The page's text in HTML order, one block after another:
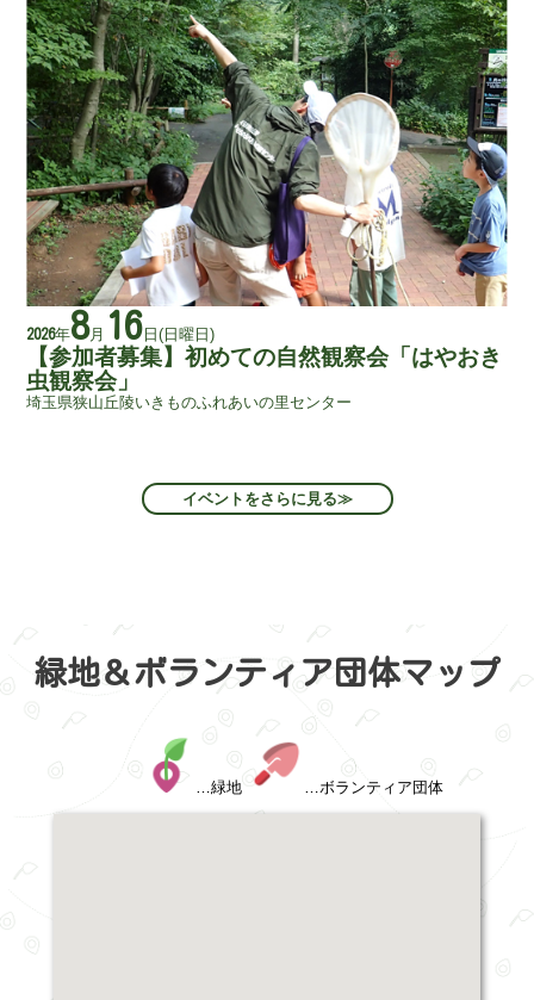
2026年8月 16 日(日曜日)
【参加者募集】初めての自然観察会「はやおき
虫観察会」
埼玉県狭山丘陵いきものふれあいの里センター
イベントをさらに見る
緑地＆ボランティア団体マップ
…緑地 …ボランティア団体